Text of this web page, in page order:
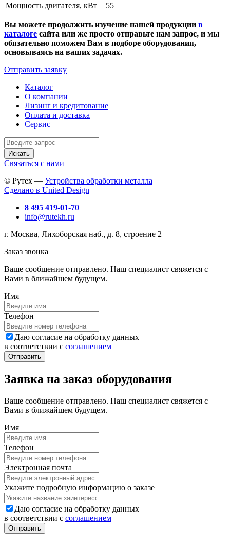
Мощность двигателя, кВт
55
Вы можете продолжить изучение нашей продукции в
каталоге сайта или же просто отправьте нам запрос, и мы
обязательно поможем Вам в подборе оборудования,
основываясь на ваших задачах.
Отправить заявку
Каталог
О компании
Лизинг и кредитование
Оплата и доставка
Сервис
Искать
Связаться с нами
© Рутех — Устройства обработки металла
Сделано в United Design
8 495 419-01-70
info@rutekh.ru
г. Москва, Лихоборская наб., д. 8, строение 2
Заказ звонка
Ваше сообщение отправлено. Наш специалист свяжется с
Вами в ближайшем будущем.
Имя
Телефон
Даю согласие на обработку данных
в соответствии с соглашением
Заявка на заказ оборудования
Ваше сообщение отправлено. Наш специалист свяжется с
Вами в ближайшем будущем.
Имя
Телефон
Электронная почта
Укажите подробную информацию о заказе
Даю согласие на обработку данных
в соответствии с соглашением